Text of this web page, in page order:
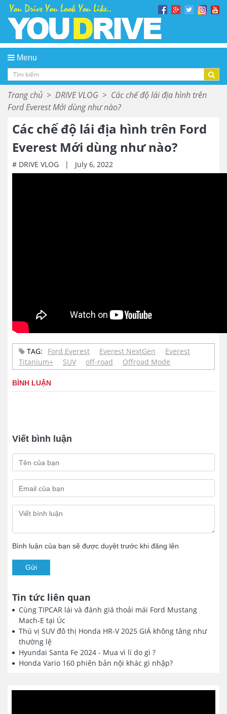
Menu
Trang chủ > DRIVE VLOG > Các chế độ lái địa hình trên
Ford Everest Mới dùng như nào?
Các chế độ lái địa hình trên Ford
Everest Mới dùng như nào?
# DRIVE VLOG | July 6, 2022
TAG: Ford Everest Everest NextGen
Everest
Titanium+
SUV off-road Offroad Mode
BÌNH LUẬN
Viết bình luận
Bình luận của bạn sẽ được duyệt trước khi đăng lên
Gửi
Tin tức liên quan
Cùng TIPCAR lái và đánh giá thoải mái Ford Mustang
Mach-E tại Úc
Thú vị SUV đô thị Honda HR-V 2025 GIÁ không tăng như
thường lệ
Hyundai Santa Fe 2024 - Mua vì lí do gì ?
Honda Vario 160 phiên bản nội khác gì nhập?